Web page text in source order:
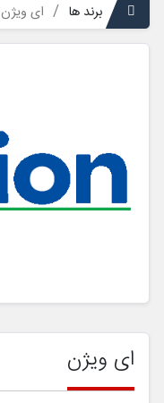
برند ها ای ویژن
ای ویژن